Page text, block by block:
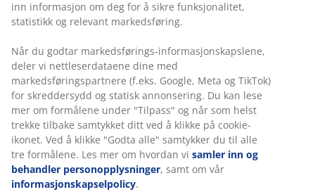
Når du sitter oppreist burde øynene dine se på den
øvre tredelen av skjermen. Om monitoren er for høyt
opp så kan nakken din bøyes i en ubehagelig vinkel. Om
skjermen er plassert for lavt vil dette få hodet dit til å
tilte nedover.
Les mer om riktig sittestilling
inn informasjon om deg for å sikre funksjonalitet,
statistikk og relevant markedsføring.
Når du godtar markedsførings-informasjonskapslene,
deler vi nettleserdataene dine med
markedsføringspartnere (f.eks. Google, Meta og TikTok)
for skreddersydd og statisk annonsering. Du kan lese
mer om formålene under "Tilpass" og når som helst
trekke tilbake samtykket ditt ved å klikke på cookie-
ikonet. Ved å klikke "Godta alle" samtykker du til alle
tre formålene. Les mer om hvordan vi samler inn og
behandler personopplysninger, samt om vår
informasjonskapselpolicy.